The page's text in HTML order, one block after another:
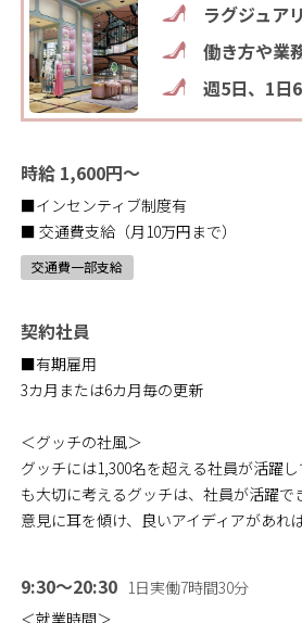
ラグジュア
働き方や業
週5日、1日
時給 1,600円～
■インセンティブ制度有
■ 交通費支給（月10万円まで）
交通費一部支給
契約社員
■有期雇用
3カ月または6カ月毎の更新
＜グッチの社風＞
グッチには1,300名を超える社員が活躍
も大切に考えるグッチは、社員が活躍
意見に耳を傾け、良いアイディアがあれ
9:30～20:30 1日実働7時間30分